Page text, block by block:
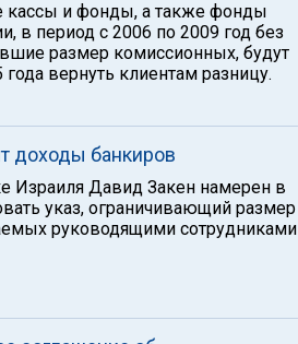
кассы и фонды, а также фонды
в период с 2006 по 2009 год без
размер комиссионных, будут
вернуть клиентам разницу.
доходы банкиров
Израиля Давид Закен намерен в
указ, ограничивающий размер
руководящими сотрудниками